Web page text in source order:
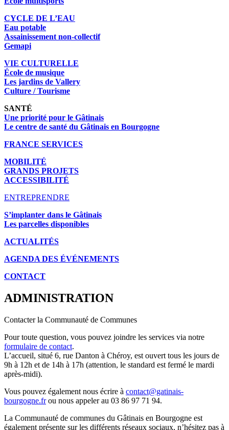
CYCLE DE L’EAU
Eau potable
Assainissement non-collectif
Gemapi
VIE CULTURELLE
École de musique
Les jardins de Vallery
Culture / Tourisme
SANTÉ
Une priorité pour le Gâtinais
Le centre de santé du Gâtinais en Bourgogne
FRANCE SERVICES
MOBILITÉ
GRANDS PROJETS
ACCESSIBILITÉ
ENTREPRENDRE
S’implanter dans le Gâtinais
Les parcelles disponibles
ACTUALITÉS
AGENDA DES ÉVÉNEMENTS
CONTACT
ADMINISTRATION
Contacter la Communauté de Communes
Pour toute question, vous pouvez joindre les services via notre
formulaire de contact.
L’accueil, situé 6, rue Danton à Chéroy, est ouvert tous les jours de
9h à 12h et de 14h à 17h (attention, le standard est fermé le mardi
après-midi).
Vous pouvez également nous écrire à contact@gatinais-
bourgogne.frou nous appeler au 03 86 97 71 94.
La Communauté de communes du Gâtinais en Bourgogne est
également présente sur les différents réseaux sociaux, n’hésitez pas à